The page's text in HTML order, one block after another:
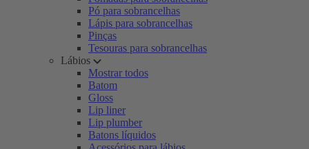
Pó para sobrancelhas
Lápis para sobrancelhas
Pinças
Tesouras para sobrancelhas
Lábios
Mostrar todos
Batom
Gloss
Lip liner
Lip plumber
Batons líquidos